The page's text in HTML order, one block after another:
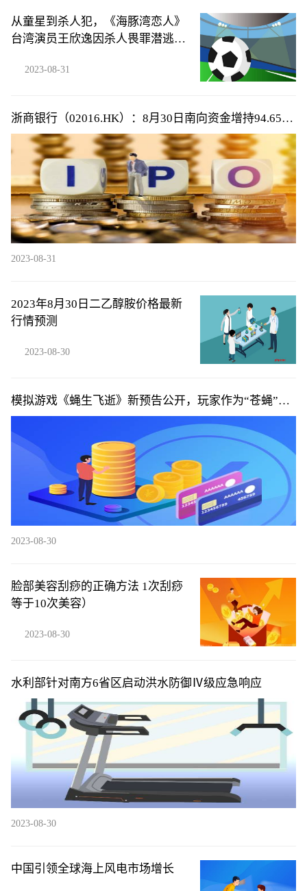
从童星到杀人犯，《海豚湾恋人》
台湾演员王欣逸因杀人畏罪潜逃被
2023-08-31
浙商银行（02016.HK）：8月30日南向资金增持94.65万
股
2023-08-31
2023年8月30日二乙醇胺价格最新
行情预测
2023-08-30
模拟游戏《蝇生飞逝》新预告公开，玩家作为“苍蝇”体
验生活
2023-08-30
脸部美容刮痧的正确方法 1次刮痧
等于10次美容）
2023-08-30
水利部针对南方6省区启动洪水防御Ⅳ级应急响应
2023-08-30
中国引领全球海上风电市场增长